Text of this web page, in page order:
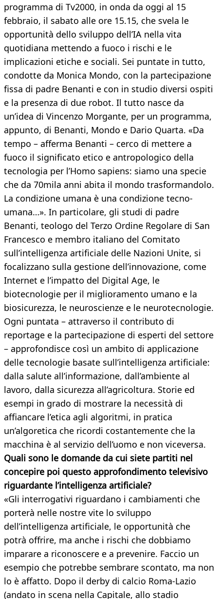
programma di Tv2000, in onda da oggi al 15
febbraio, il sabato alle ore 15.15, che svela le
opportunità dello sviluppo dell’IA nella vita
quotidiana mettendo a fuoco i rischi e le
implicazioni etiche e sociali. Sei puntate in tutto,
condotte da Monica Mondo, con la partecipazione
fissa di padre Benanti e con in studio diversi ospiti
e la presenza di due robot. Il tutto nasce da
un’idea di Vincenzo Morgante, per un programma,
appunto, di Benanti, Mondo e Dario Quarta. «Da
tempo – afferma Benanti – cerco di mettere a
fuoco il significato etico e antropologico della
tecnologia per l’Homo sapiens: siamo una specie
che da 70mila anni abita il mondo trasformandolo.
La condizione umana è una condizione tecno-
umana…». In particolare, gli studi di padre
Benanti, teologo del Terzo Ordine Regolare di San
Francesco e membro italiano del Comitato
sull’intelligenza artificiale delle Nazioni Unite, si
focalizzano sulla gestione dell’innovazione, come
Internet e l’impatto del Digital Age, le
biotecnologie per il miglioramento umano e la
biosicurezza, le neuroscienze e le neurotecnologie.
Ogni puntata – attraverso il contributo di
reportage e la partecipazione di esperti del settore
– approfondisce così un ambito di applicazione
delle tecnologie basate sull’intelligenza artificiale:
dalla salute all’informazione, dall’ambiente al
lavoro, dalla sicurezza all’agricoltura. Storie ed
esempi in grado di mostrare la necessità di
affiancare l’etica agli algoritmi, in pratica
un’algoretica che ricordi costantemente che la
macchina è al servizio dell’uomo e non viceversa.
Quali sono le domande da cui siete partiti nel
concepire poi questo approfondimento televisivo
riguardante l’intelligenza artificiale?
«Gli interrogativi riguardano i cambiamenti che
porterà nelle nostre vite lo sviluppo
dell’intelligenza artificiale, le opportunità che
potrà offrire, ma anche i rischi che dobbiamo
imparare a riconoscere e a prevenire. Faccio un
esempio che potrebbe sembrare scontato, ma non
lo è affatto. Dopo il derby di calcio Roma-Lazio
(andato in scena nella Capitale, allo stadio